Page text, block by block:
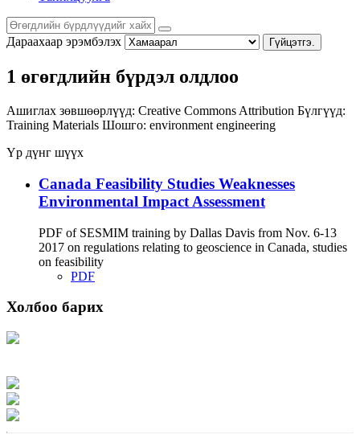
Дараахаар эрэмбэлэх Гүйцэтгэ.
1 өгөгдлийн бүрдэл олдлоо
Ашиглах зөвшөөрлүүд: Creative Commons Attribution Бүлгүүд:
Training Materials Шошго: environment engineering
Үр дүнг шүүх
Canada Feasibility Studies Weaknesses
Environmental Impact Assessment
PDF of SESMIM training by Dallas Davis from Nov. 6-13
2017 on regulations relating to geoscience in Canada, studies
on feasibility
PDF
Холбоо барих